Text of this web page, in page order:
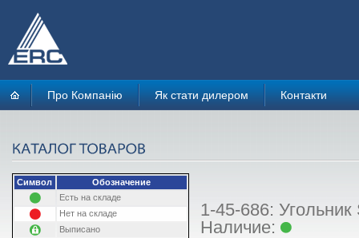
Про Компанію Як стати дилером Контакти
Символ
Обозначение
Есть на складе
Нет на складе
Выписано
1-45-686:
Наличие: